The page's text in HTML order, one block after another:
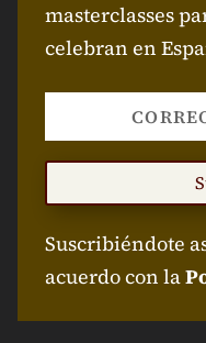
masterclasses
celebran en
Suscribiéndote
acuerdo con la